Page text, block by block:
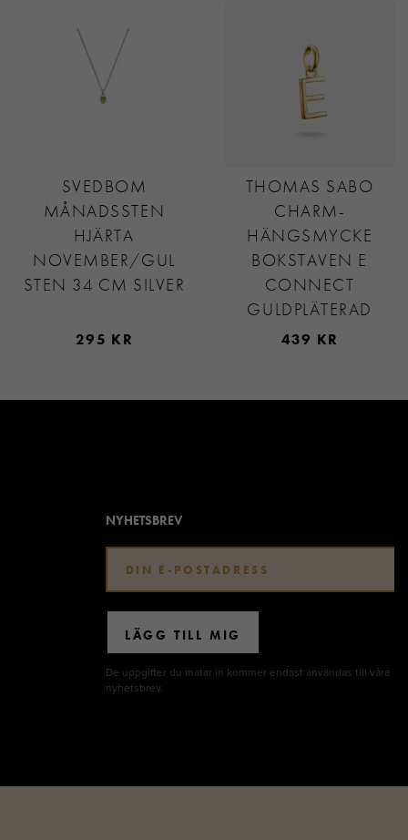
SVEDBOM
MÅNADSSTEN
HJÄRTA
NOVEMBER/GUL
STEN 34 CM SILVER
295 KR
THOMAS SABO
CHARM-
HÄNGSMYCKE
BOKSTAVEN E
CONNECT
GULDPLÄTERAD
439 KR
NYHETSBREV
LÄGG TILL MIG
De uppgifter du matar in kommer endast användas till våra
nyhetsbrev.